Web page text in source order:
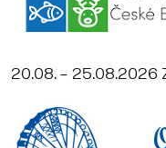
20.08. – 25.08.2026